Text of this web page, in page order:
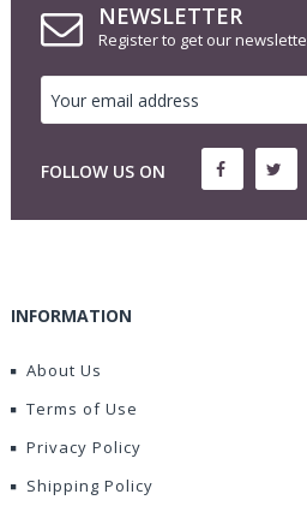
NEWSLETTER
Register to get our
FOLLOW US ON
INFORMATION
About Us
Terms of Use
Privacy Policy
Shipping Policy